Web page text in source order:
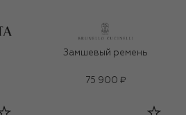
Замшевый ремень
75 900 ₽